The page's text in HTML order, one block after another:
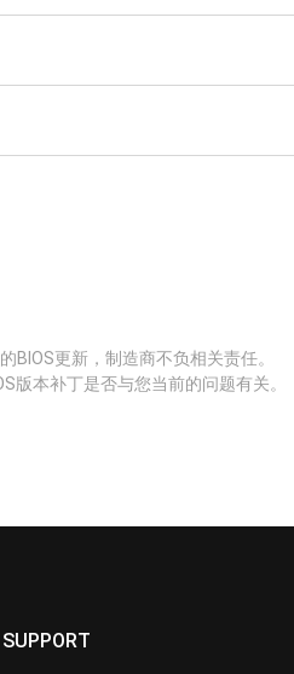
BIOS更新，制造商不负相关责任。
版本补丁是否与您当前的问题有关。
SUPPORT